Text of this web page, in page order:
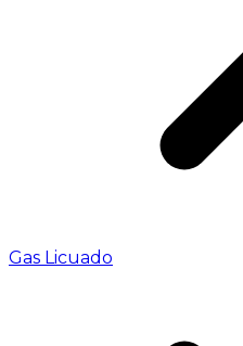
Gas Licuado